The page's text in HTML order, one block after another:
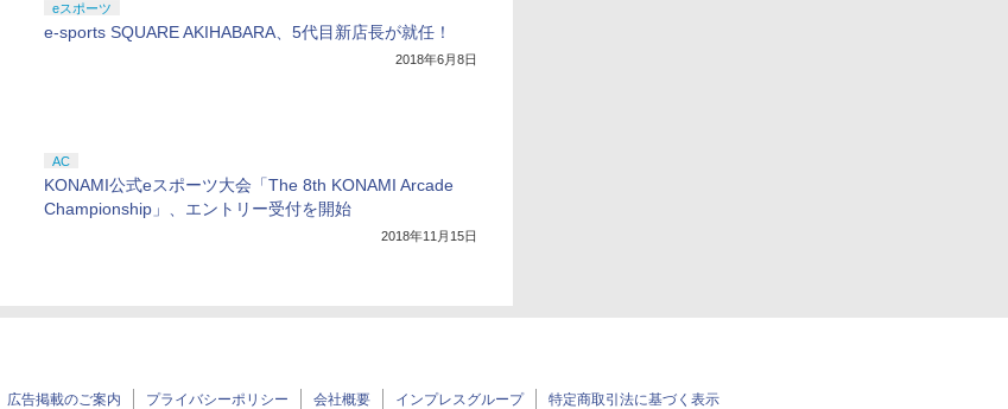
eスポーツ
e-sports SQUARE AKIHABARA、5代目新店長が就任！
2018年6月8日
AC
KONAMI公式eスポーツ大会「The 8th KONAMI Arcade
Championship」、エントリー受付を開始
2018年11月15日
広告掲載のご案内 プライバシーポリシー 会社概要 インプレスグループ 特定商取引法に基づく表示